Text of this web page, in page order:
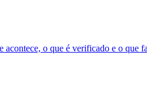
o que é verificado e o que